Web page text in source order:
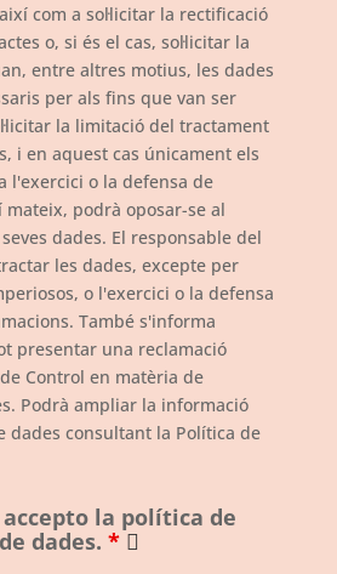
com a sol·licitar la rectificació
o, si és el cas, sol·licitar la
entre altres motius, les dades
per als fins que van ser
la limitació del tractament
i en aquest cas únicament els
l'exercici o la defensa de
mateix, podrà oposar-se al
dades. El responsable del
les dades, excepte per
o l'exercici o la defensa
També s'informa
presentar una reclamació
Control en matèria de
Podrà ampliar la informació
dades consultant la Política de
la política de
dades. *